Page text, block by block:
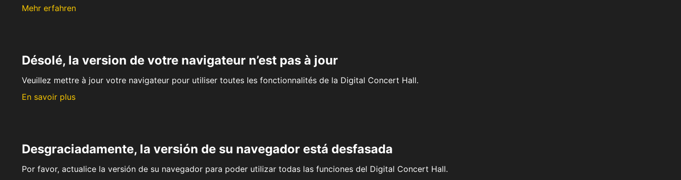
Mehr erfahren
Désolé, la version de votre navigateur n’est pas à jour
Veuillez mettre à jour votre navigateur pour utiliser toutes les fonctionnalités de la Digital Concert Hall.
En savoir plus
Desgraciadamente, la versión de su navegador está desfasada
Por favor, actualice la versión de su navegador para poder utilizar todas las funciones del Digital Concert Hall.